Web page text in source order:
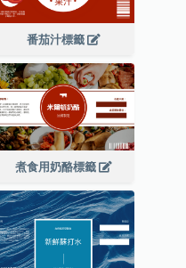
番茄汁標籤
煮食用奶酪標籤